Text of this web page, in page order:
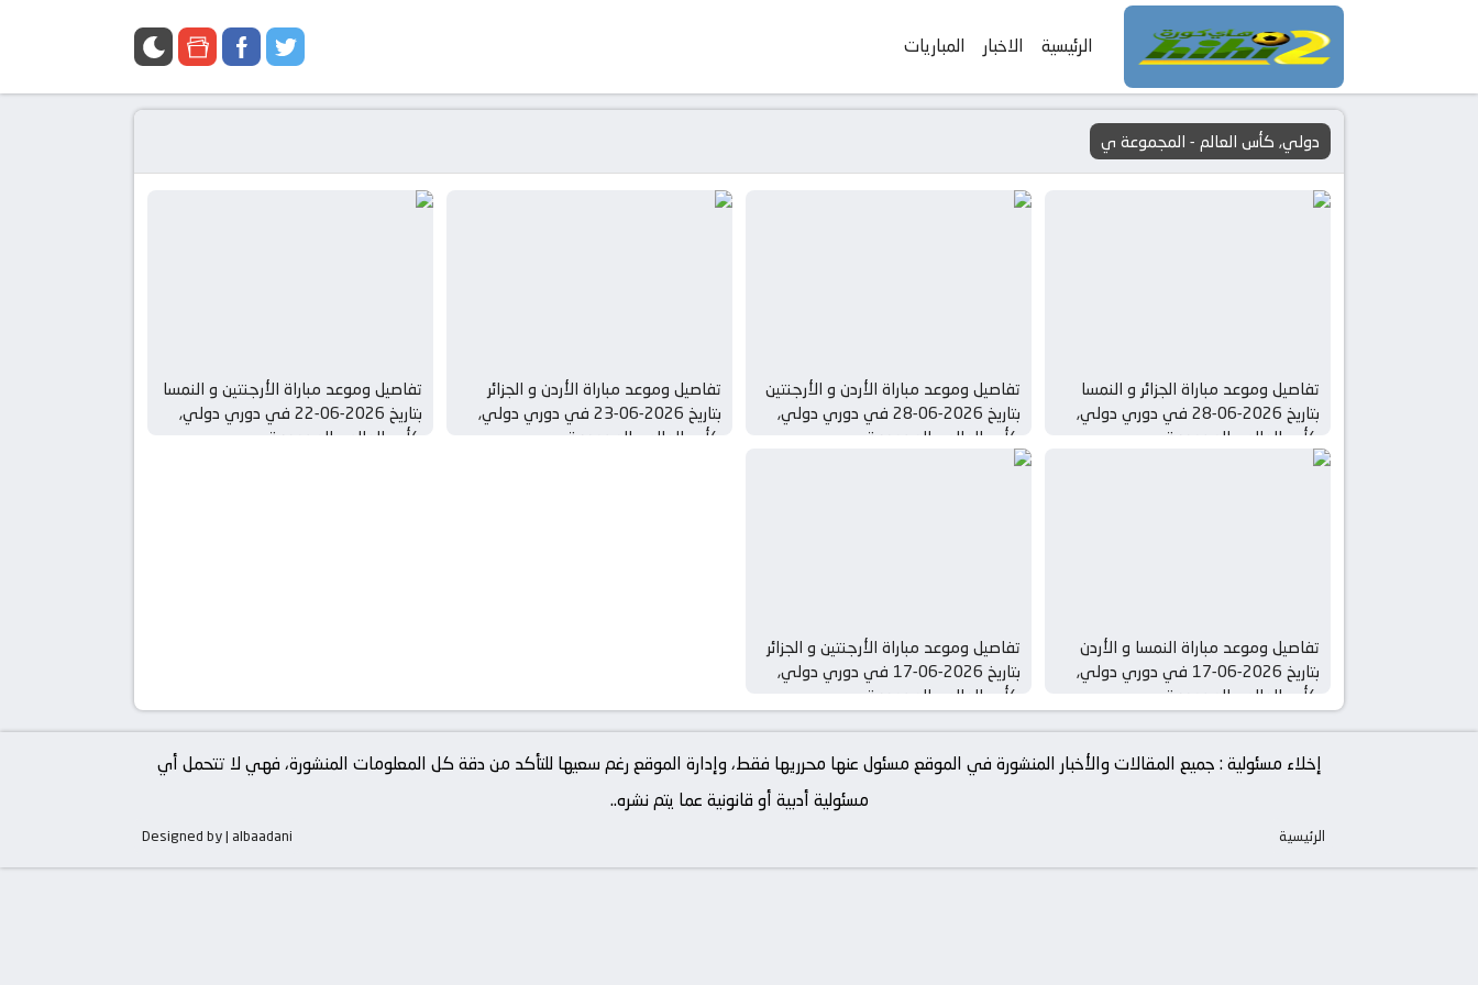
الرئيسية الاخبار المباريات
دولي, كأس العالم - المجموعة ي
تفاصيل وموعد مباراة الجزائر و النمسا
بتاريخ 2026-06-28 في دوري دولي,
كأس العالم – المجموعة ي
تفاصيل وموعد مباراة الأردن و الأرجنتين
بتاريخ 2026-06-28 في دوري دولي,
كأس العالم – المجموعة ي
تفاصيل وموعد مباراة الأردن و الجزائر
بتاريخ 2026-06-23 في دوري دولي,
كأس العالم – المجموعة ي
تفاصيل وموعد مباراة الأرجنتين و النمسا
بتاريخ 2026-06-22 في دوري دولي,
كأس العالم – المجموعة ي
تفاصيل وموعد مباراة النمسا و الأردن
بتاريخ 2026-06-17 في دوري دولي,
كأس العالم – المجموعة ي
تفاصيل وموعد مباراة الأرجنتين و الجزائر
بتاريخ 2026-06-17 في دوري دولي,
كأس العالم – المجموعة ي
إخلاء مسئولية : جميع المقالات والأخبار المنشورة في الموقع مسئول عنها محرريها فقط، وإدارة الموقع رغم سعيها للتأكد من دقة كل المعلومات المنشورة، فهي لا تتحمل أي
مسئولية أدبية أو قانونية عما يتم نشره..
Designed by | albaadani الرئيسية